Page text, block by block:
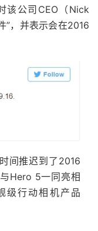
该公司CEO（Nick
”，并表示会在2016
间推迟到了2016
Hero 5一同亮相
级行动相机产品